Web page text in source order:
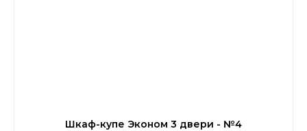
Шкаф-купе Эконом 3 двери - №4